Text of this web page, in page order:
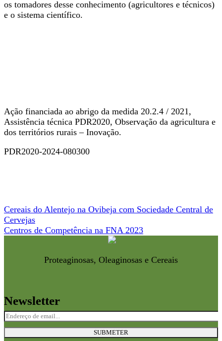
os tomadores desse conhecimento (agricultores e técnicos)
e o sistema científico.
Ação financiada ao abrigo da medida 20.2.4 / 2021,
Assistência técnica PDR2020, Observação da agricultura e
dos territórios rurais – Inovação.
PDR2020-2024-080300
Navegação
de
Cereais do Alentejo na Ovibeja com Sociedade Central de
Cervejas
Centros de Competência na FNA 2023
Proteaginosas, Oleaginosas e Cereais
Newsletter